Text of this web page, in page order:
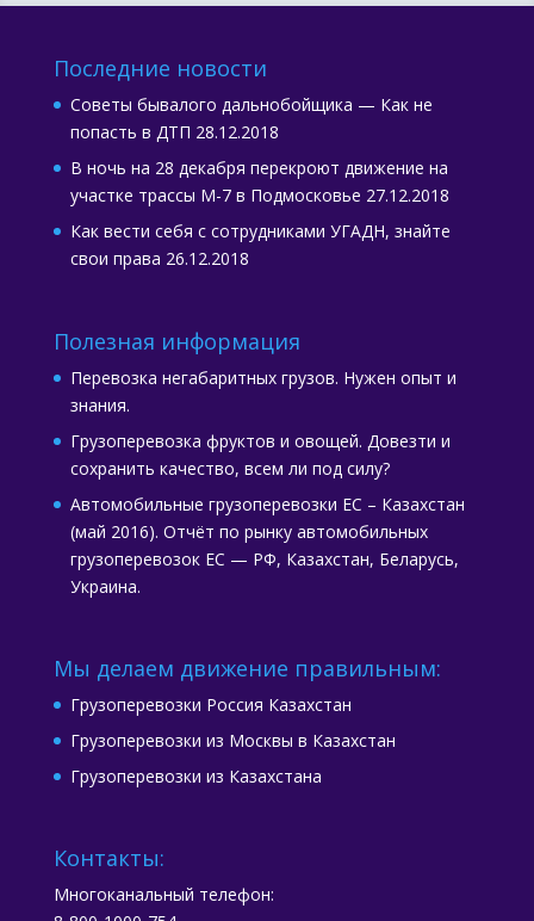
Последние новости
Советы бывалого дальнобойщика — Как не
попасть в ДТП 28.12.2018
В ночь на 28 декабря перекроют движение на
участке трассы М-7 в Подмосковье 27.12.2018
Как вести себя с сотрудниками УГАДН, знайте
свои права 26.12.2018
Полезная информация
Перевозка негабаритных грузов. Нужен опыт и
знания.
Грузоперевозка фруктов и овощей. Довезти и
сохранить качество, всем ли под силу?
Автомобильные грузоперевозки ЕС – Казахстан
(май 2016). Отчёт по рынку автомобильных
грузоперевозок ЕС — РФ, Казахстан, Беларусь,
Украина.
Мы делаем движение правильным:
Грузоперевозки Россия Казахстан
Грузоперевозки из Москвы в Казахстан
Грузоперевозки из Казахстана
Контакты:
Многоканальный телефон: